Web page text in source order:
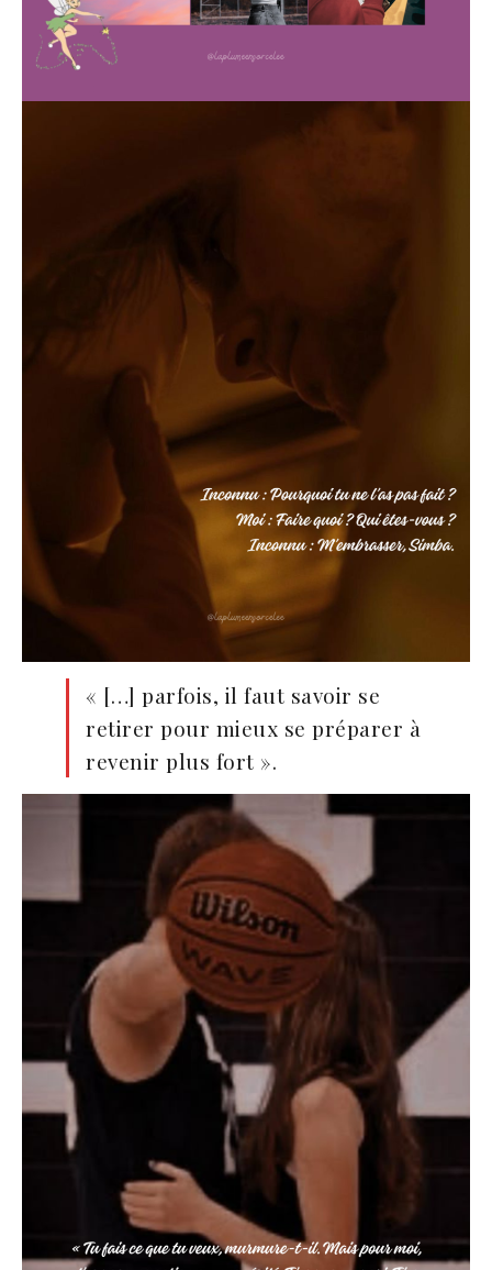
« […] parfois, il faut savoir se
retirer pour mieux se préparer à
revenir plus fort ».